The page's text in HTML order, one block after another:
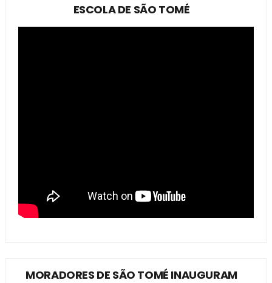
ESCOLA DE SÃO TOMÉ
MORADORES DE SÃO TOMÉ INAUGURAM